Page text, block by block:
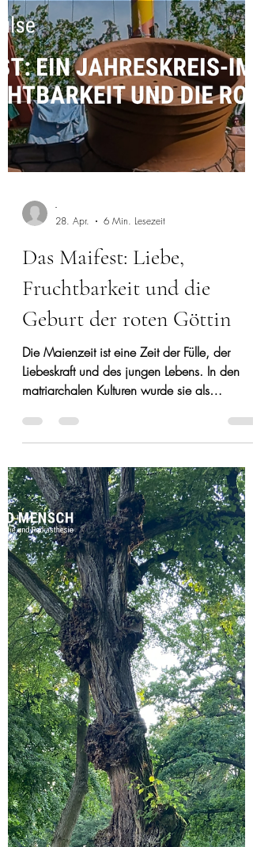
-
Das Maifest: Liebe,
Fruchtbarkeit und die
Geburt der roten Göttin
Die Maienzeit ist eine Zeit der Fülle, der
Liebeskraft und des jungen Lebens. In den
matriarchalen Kulturen wurde sie als
Übergang in die hellste Zeit des Jahres
gefeiert – mit Ritualen, Symbolen, Tänzen,
Feuer und Bräuchen, die bis heute in
unserem Alpenraum nachklingen.